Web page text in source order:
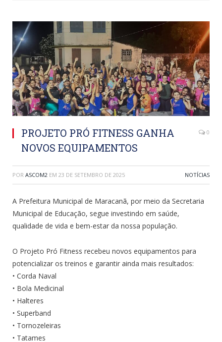
PROJETO PRÓ FITNESS GANHA
NOVOS EQUIPAMENTOS
0
POR ASCOM2 EM 23 DE SETEMBRO DE 2025 NOTÍCIAS
A Prefeitura Municipal de Maracanã, por meio da Secretaria
Municipal de Educação, segue investindo em saúde,
qualidade de vida e bem-estar da nossa população.
O Projeto Pró Fitness recebeu novos equipamentos para
potencializar os treinos e garantir ainda mais resultados:
• Corda Naval
• Bola Medicinal
• Halteres
• Superband
• Tornozeleiras
• Tatames